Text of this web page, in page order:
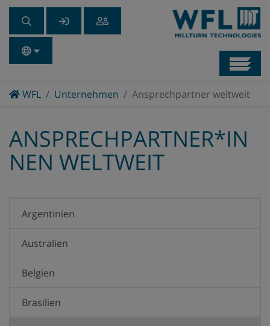
WFLHomeUnternehmen Ansprechpartner weltweit
ANSPRECHPARTNER*IN
NEN WELTWEIT
Argentinien
Australien
Belgien
Brasilien